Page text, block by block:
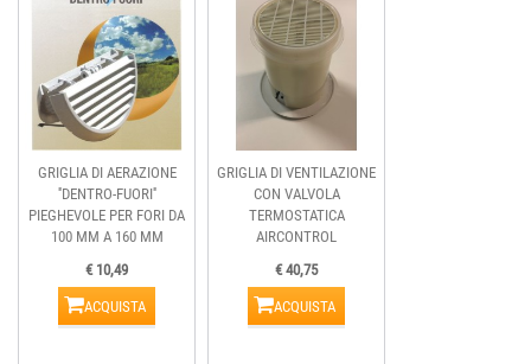
GRIGLIA DI AERAZIONE
''DENTRO-FUORI''
PIEGHEVOLE PER FORI DA
100 MM A 160 MM
€ 10,49
ACQUISTA
GRIGLIA DI VENTILAZIONE
CON VALVOLA
TERMOSTATICA
AIRCONTROL
€ 40,75
ACQUISTA